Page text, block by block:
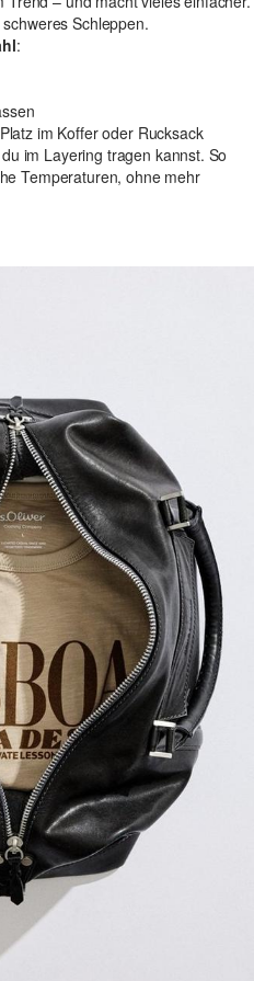
Schleppen.
:
im Koffer oder Rucksack
im Layering tragen kannst. So
Temperaturen, ohne mehr